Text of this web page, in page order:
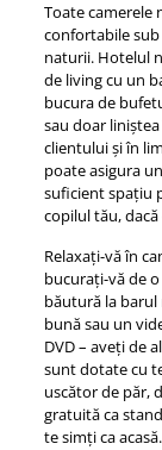
Toate camerele
confortabile sub
naturii. Hotelul
de living cu un
bucura de
sau doar
clientului și în
poate asigura
suficient spațiu
copilul tău, dacă
Relaxați-vă în
bucurați-vă de
băutură la
bună sau un
DVD – aveți de
sunt dotate cu
uscător de păr,
gratuită ca
te simți ca acasă.